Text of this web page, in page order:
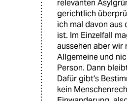
relevanten
gerichtlich
ich mal davon aus
ist. Im Einzelfall
aussehen aber wir
Allgemeine und
Person. Dann
Dafür gibt's
kein